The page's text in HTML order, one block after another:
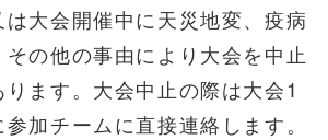
は大会開催中に天災地変、疫病
の他の事由により大会を中止
ります。大会中止の際は大会1
加チームに直接連絡します。